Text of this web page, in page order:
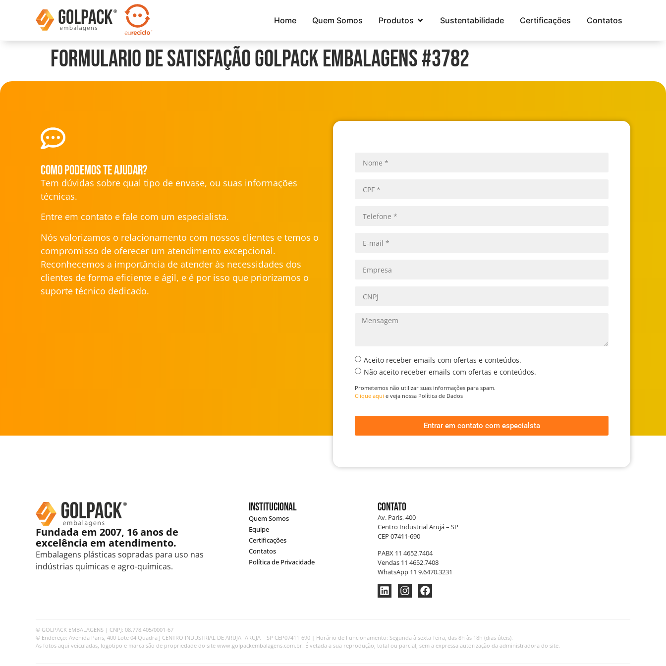
Home Quem Somos Produtos Sustentabilidade Certificações Contatos
Formulario de Satisfação Golpack Embalagens #3782
Como podemos te ajudar?
Tem dúvidas sobre qual tipo de envase, ou suas informações
técnicas.
Entre em contato e fale com um especialista.
Nós valorizamos o relacionamento com nossos clientes e temos o
compromisso de oferecer um atendimento excepcional.
Reconhecemos a importância de atender às necessidades dos
clientes de forma eficiente e ágil, e é por isso que priorizamos o
suporte técnico dedicado.
Aceito receber emails com ofertas e conteúdos.
Não aceito receber emails com ofertas e conteúdos.
Prometemos não utilizar suas informações para spam.
Clique aqui e veja nossa Política de Dados
Entrar em contato com especialsta
Fundada em 2007, 16 anos de
excelência em atendimento.
Embalagens plásticas sopradas para uso nas
indústrias químicas e agro-químicas.
Institucional
Quem Somos
Equipe
Certificações
Contatos
Política de Privacidade
Contato
Av. Paris, 400
Centro Industrial Arujá – SP
CEP 07411-690
PABX 11 4652.7404
Vendas 11 4652.7408
WhatsApp 11 9.6470.3231
© GOLPACK EMBALAGENS | CNPJ: 08.778.405/0001-67
© Endereço: Avenida Paris, 400 Lote 04 Quadra J CENTRO INDUSTRIAL DE ARUJA- ARUJA – SP CEP07411-690 | Horário de Funcionamento: Segunda à sexta-feira, das 8h às 18h (dias úteis).
As fotos aqui veiculadas, logotipo e marca são de propriedade do site www.golpackembalagens.com.br. É vetada a sua reprodução, total ou parcial, sem a expressa autorização da administradora do site.